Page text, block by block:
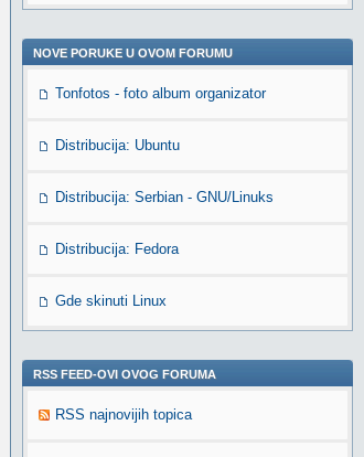
NOVE PORUKE U OVOM FORUMU
Tonfotos - foto album organizator
Distribucija: Ubuntu
Distribucija: Serbian - GNU/Linuks
Distribucija: Fedora
Gde skinuti Linux
RSS FEED-OVI OVOG FORUMA
RSS najnovijih topica